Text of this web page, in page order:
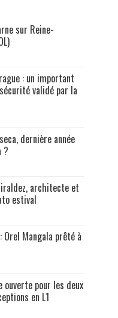
sur Reine-
: un important
validé par la
dernière année
?
architecte et
estival
Orel Mangala prêté à
pour les deux
en L1